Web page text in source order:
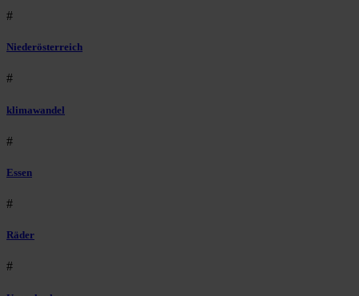
#
Niederösterreich
#
klimawandel
#
Essen
#
Räder
#